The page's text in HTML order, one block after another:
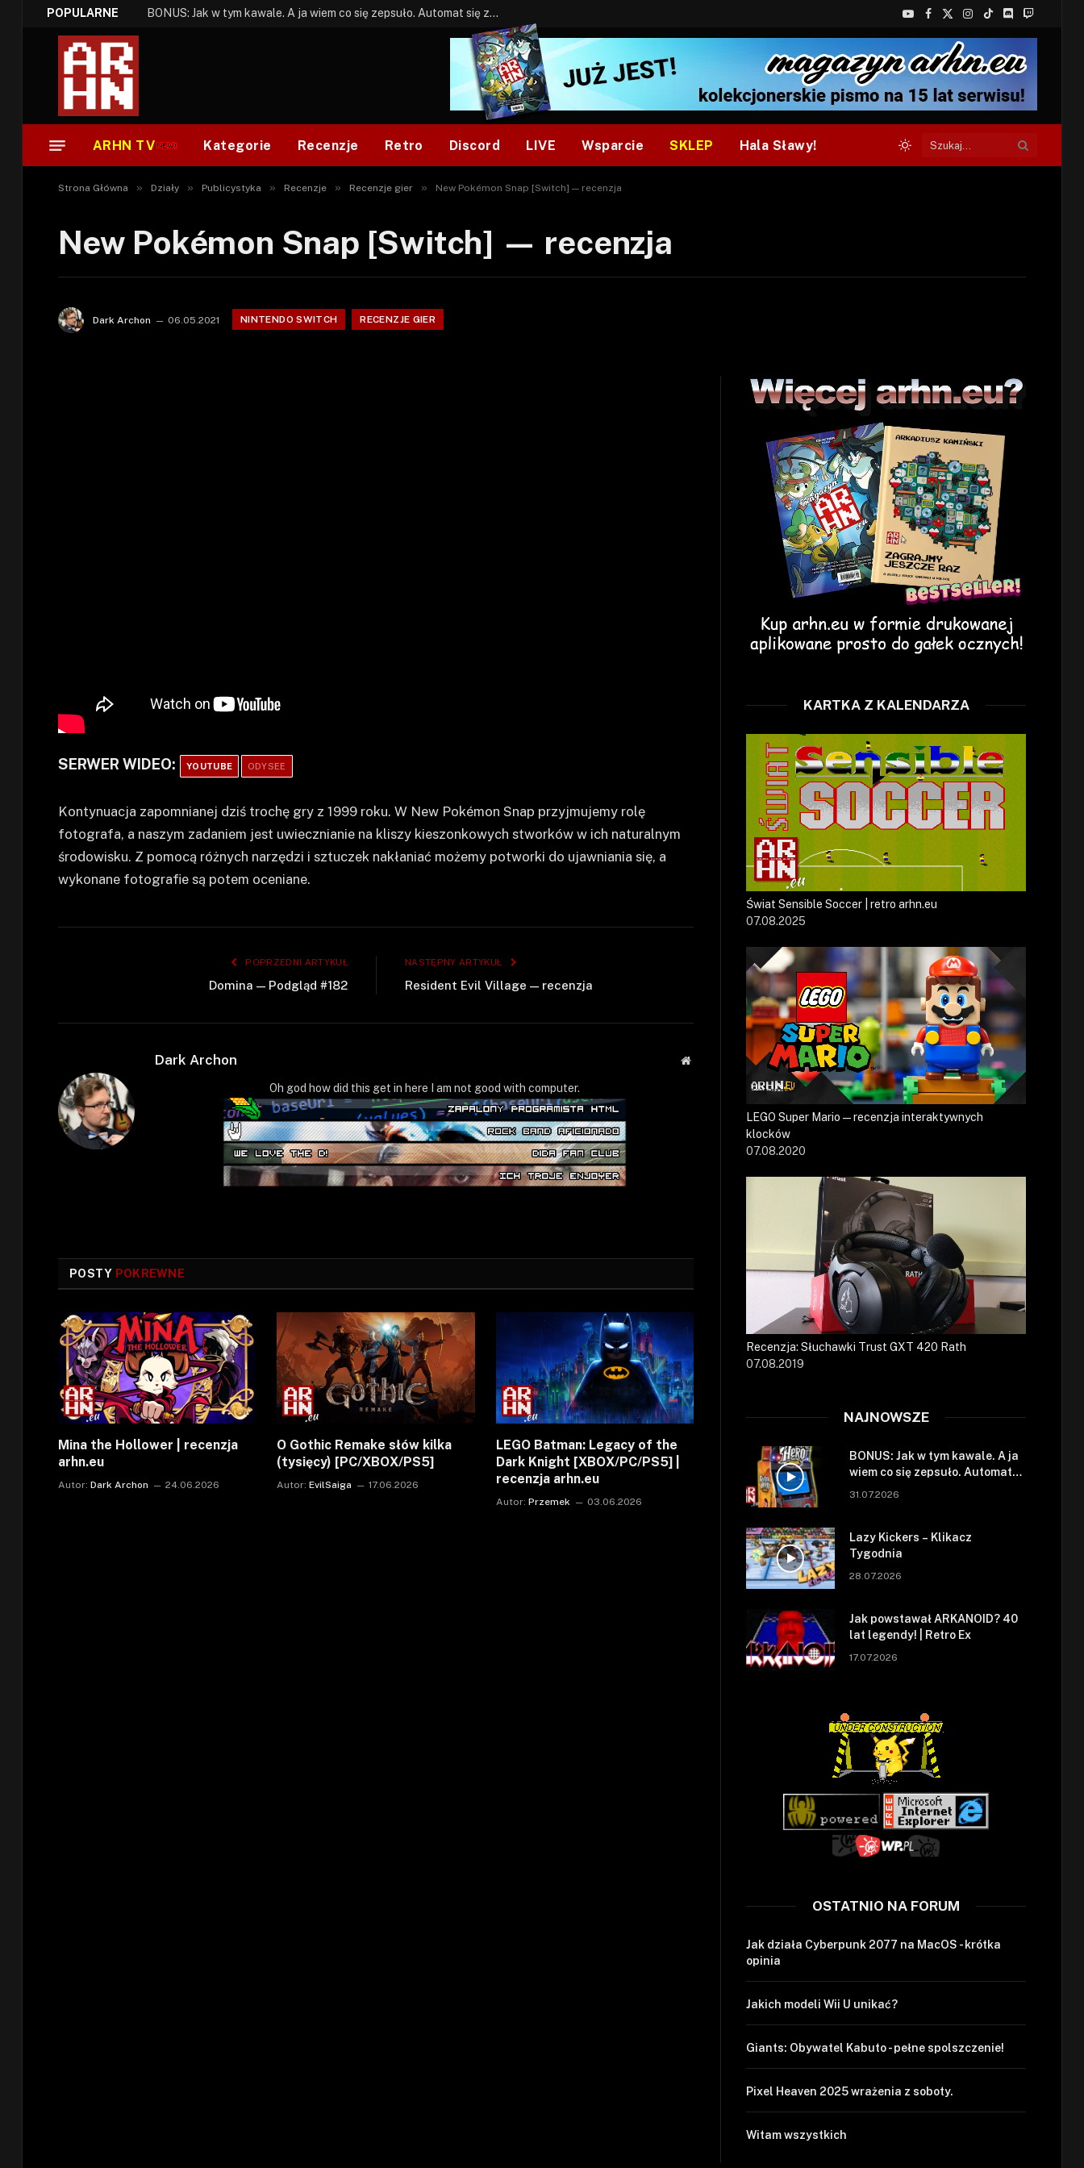
POPULARNE BONUS: Jak w tym kawale. A ja wiem co się zepsuło. Automat się zepsuł.
YouTube
Facebook
X
(Twitter)
Instagram
TikTokDiscordTwitch
ARHN TV Kategorie Recenzje Retro Discord LIVE Wsparcie SKLEP Hala Sławy!
Strona Główna » Działy » Publicystyka » Recenzje » Recenzje gier » New Pokémon Snap [Switch] — recenzja
New Pokémon Snap [Switch] — recenzja
Dark Archon 06.05.2021 NINTENDO SWITCH RECENZJE GIER
SERWER WIDEO: YOUTUBE ODYSEE
Kontynuacja zapomnianej dziś trochę gry z 1999 roku. W New Pokémon Snap przyjmujemy rolę
fotografa, a naszym zadaniem jest uwiecznianie na kliszy kieszonkowych stworków w ich naturalnym
środowisku. Z pomocą różnych narzędzi i sztuczek nakłaniać możemy potworki do ujawniania się, a
wykonane fotografie są potem oceniane.
POPRZEDNI ARTYKUŁ
Domina — Podgląd #182
NASTĘPNY ARTYKUŁ
Resident Evil Village — recenzja
Dark Archon
Strona
Oh god how did this get in here I am not good with computer.
POSTY POKREWNE
Mina the Hollower | recenzja
arhn.eu
Autor: Dark Archon 24.06.2026
O Gothic Remake słów kilka
(tysięcy) [PC/XBOX/PS5]
Autor: EvilSaiga 17.06.2026
LEGO Batman: Legacy of the
Dark Knight [XBOX/PC/PS5] |
recenzja arhn.eu
Autor: Przemek 03.06.2026
KARTKA Z KALENDARZA
Świat Sensible Soccer | retro arhn.eu
07.08.2025
LEGO Super Mario — recenzja interaktywnych
klocków
07.08.2020
Recenzja: Słuchawki Trust GXT 420 Rath
07.08.2019
NAJNOWSZE
BONUS: Jak w tym kawale. A ja
wiem co się zepsuło. Automat
się zepsuł.
31.07.2026
Lazy Kickers – Klikacz
Tygodnia
28.07.2026
Jak powstawał ARKANOID? 40
lat legendy! | Retro Ex
17.07.2026
OSTATNIO NA FORUM
Jak działa Cyberpunk 2077 na MacOS - krótka
opinia
Jakich modeli Wii U unikać?
Giants: Obywatel Kabuto - pełne spolszczenie!
Pixel Heaven 2025 wrażenia z soboty.
Witam wszystkich